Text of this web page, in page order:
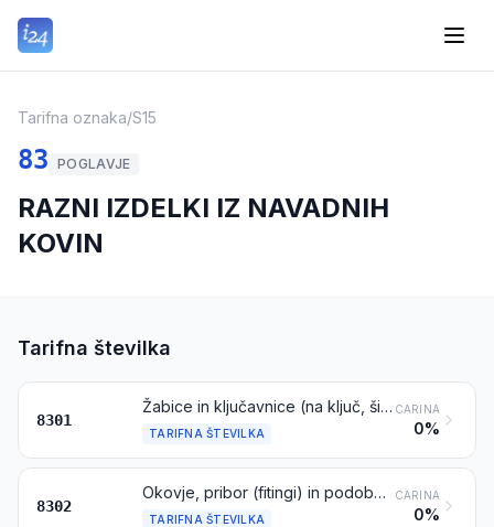
Tarifna oznaka/S15
83 POGLAVJE
RAZNI IZDELKI IZ NAVADNIH
KOVIN
Tarifna številka
8301
Žabice in ključavnice (na ključ, šifro ali električne) iz navadnih kovin; zapirala in okovje z zapirali, ki imajo vgrajene ključavnice, iz navadnih kovin; ključi katerega koli navedenih izdelkov iz navadnih kovin
TARIFNA ŠTEVILKA
CARINA
0%
8302
Okovje, pribor (fitingi) in podobni izdelki iz navadnih kovin, za pohištvo, vrata, stopnišča, okna, senčila (tudi polkna in rolete), karoserije, sedlarsko blago, kovčke, skrinje, škatle in podobno; obešalniki za klobuke, konzole ipd.; koleščki (za pohištvo ipd.), s pritrdilnimi elementi iz navadnih kovin; avtomatična zapirala za vrata, iz navadnih kovin
TARIFNA ŠTEVILKA
CARINA
0%